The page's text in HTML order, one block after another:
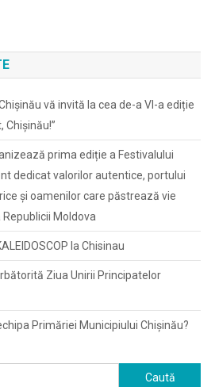
vă invită la cea de-a VI-a ediție
Chișinău!”
prima ediție a Festivalului
dedicat valorilor autentice, portului
și oamenilor care păstrează vie
Moldova
la Chisinau
Ziua Unirii Principatelor
Primăriei Municipiului Chișinău?
Caută